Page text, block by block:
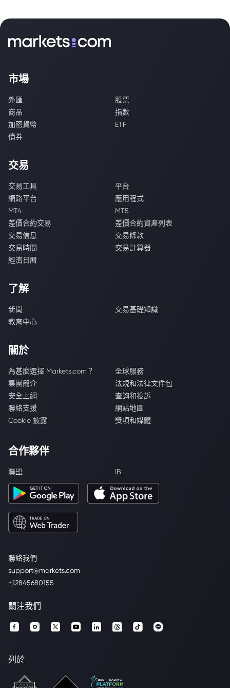
聯絡我們
support@markets.com
+12845680155
市場
外匯
股票
商品
指數
加密貨幣
ETF
債券
交易
交易工具
平台
網路平台
應用程式
MT4
MT5
差價合約交易
差價合約資產列表
交易信息
交易條款
交易時間
交易計算器
經濟日曆
了解
新聞
交易基礎知識
教育中心
關於
為甚麼選擇 Markets.com？
全球服務
集團簡介
法規和法律文件包
安全上網
查詢和投訴
聯絡支援
網站地圖
Cookie 披露
獎項和媒體
合作夥伴
聯盟 IB
關注我們
列於